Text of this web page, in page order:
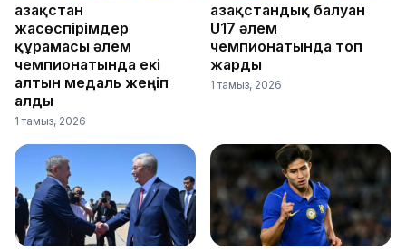
Қазақстан
жасөспірімдер
құрамасы әлем
чемпионатында екі
алтын медаль жеңіп
алды
1 тамыз, 2026
Қазақстандық балуан
U17 әлем
чемпионатында топ
жарды
1 тамыз, 2026